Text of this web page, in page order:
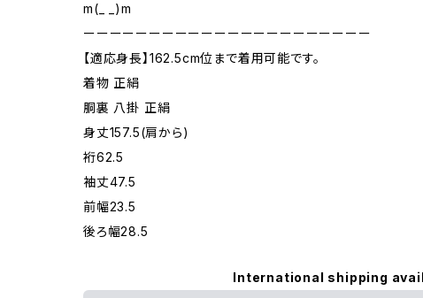
m(_ _)m
ーーーーーーーーーーーーーーーーーーーーーー
【適応身長】162.5cm位まで着用可能です。
着物 正絹
胴裏 八掛 正絹
身丈157.5(肩から)
裄62.5
袖丈47.5
前幅23.5
後ろ幅28.5
International shipping